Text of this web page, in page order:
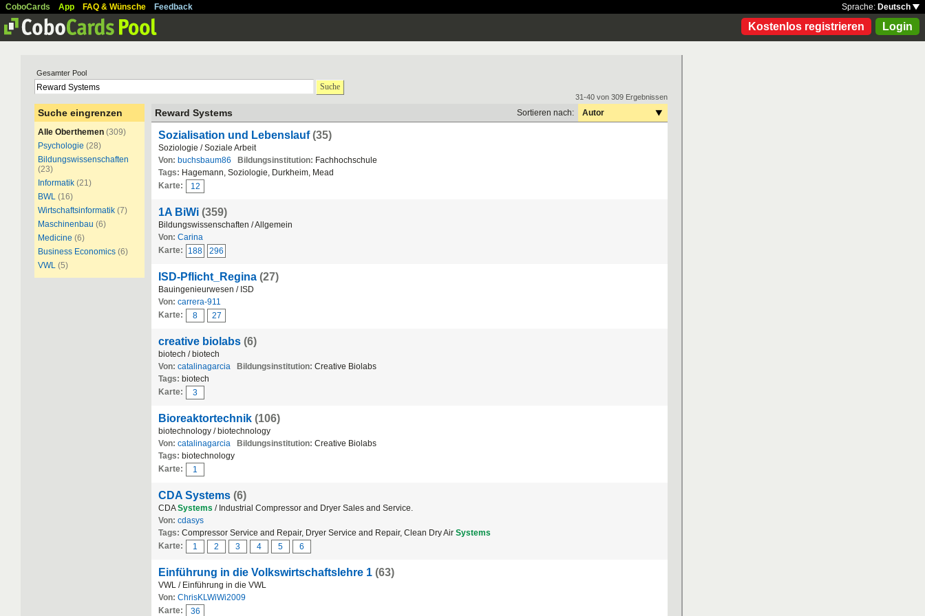
CoboCards App FAQ & Wünsche Feedback Sprache: Deutsch
Kostenlos registrieren Login
Gesamter Pool
Suche
Suche eingrenzen
Alle Oberthemen (309)
Psychologie (28)
Bildungswissenschaften
(23)
Informatik (21)
BWL (16)
Wirtschaftsinformatik (7)
Maschinenbau (6)
Medicine (6)
Business Economics (6)
VWL (5)
31-40 von 309 Ergebnissen
Reward Systems Sortieren nach: Autor
Sozialisation und Lebenslauf (35)
Soziologie / Soziale Arbeit
Von: buchsbaum86 Bildungsinstitution: Fachhochschule
Tags: Hagemann, Soziologie, Durkheim, Mead
Karte:
12
1A BiWi (359)
Bildungswissenschaften / Allgemein
Von: Carina
Karte:
188 296
ISD-Pflicht_Regina (27)
Bauingenieurwesen / ISD
Von: carrera-911
Karte:
8 27
creative biolabs (6)
biotech / biotech
Von: catalinagarcia Bildungsinstitution: Creative Biolabs
Tags: biotech
Karte:
3
Bioreaktortechnik (106)
biotechnology / biotechnology
Von: catalinagarcia Bildungsinstitution: Creative Biolabs
Tags: biotechnology
Karte:
1
CDA Systems (6)
CDASystems / Industrial Compressor and Dryer Sales and Service.
Von: cdasys
Tags: Compressor Service and Repair, Dryer Service and Repair, Clean Dry Air Systems
Karte:
1 2 3 4 5 6
Einführung in die Volkswirtschaftslehre 1 (63)
VWL / Einführung in die VWL
Von: ChrisKLWiWi2009
Karte:
36